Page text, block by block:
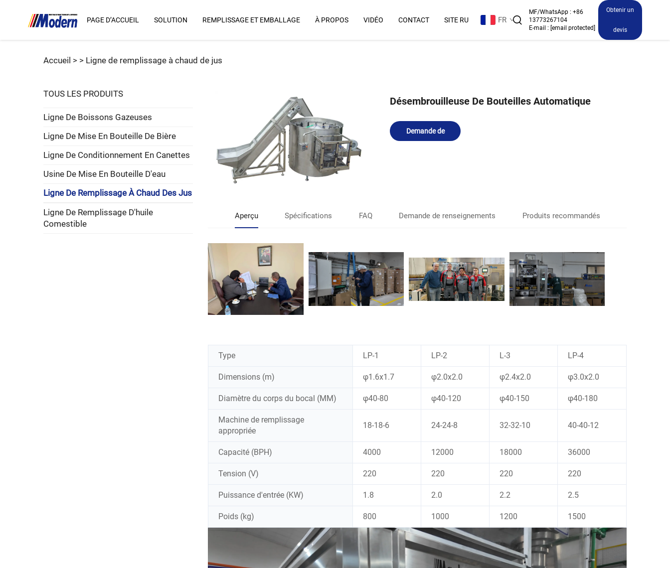
PAGE D’ACCUEIL SOLUTION REMPLISSAGE ET EMBALLAGE À PROPOS VIDÉO CONTACT SITE RU FR
MF/WhatsApp : +86
13773267104
E-mail : [email protected]
Obtenir un
devis
Accueil > > Ligne de remplissage à chaud de jus
TOUS LES PRODUITS
Ligne De Boissons Gazeuses
Ligne De Mise En Bouteille De Bière
Ligne De Conditionnement En Canettes
Usine De Mise En Bouteille D'eau
Ligne De Remplissage À Chaud Des Jus
Ligne De Remplissage D'huile
Comestible
Désembrouilleuse De Bouteilles Automatique
Demande de
Aperçu Spécifications FAQ Demande de renseignements Produits recommandés
Type LP-1 LP-2 L-3 LP-4
Dimensions (m) φ1.6x1.7 φ2.0x2.0 φ2.4x2.0 φ3.0x2.0
Diamètre du corps du bocal (MM) φ40-80 φ40-120 φ40-150 φ40-180
Machine de remplissage
appropriée
18-18-6 24-24-8 32-32-10 40-40-12
Capacité (BPH) 4000 12000 18000 36000
Tension (V) 220 220 220 220
Puissance d'entrée (KW) 1.8 2.0 2.2 2.5
Poids (kg) 800 1000 1200 1500